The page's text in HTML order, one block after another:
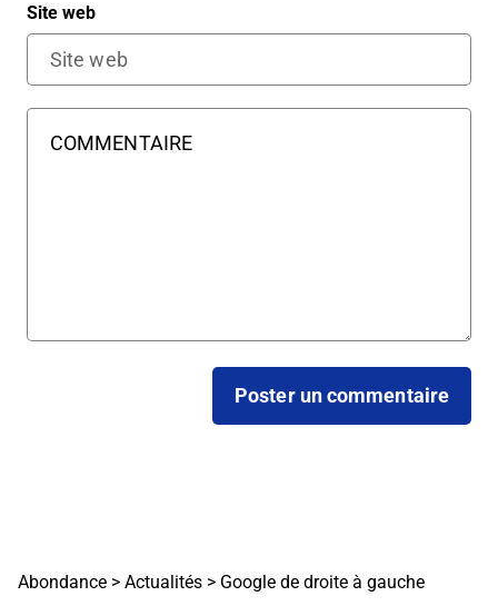
Site web
Abondance > Actualités > Google de droite à gauche